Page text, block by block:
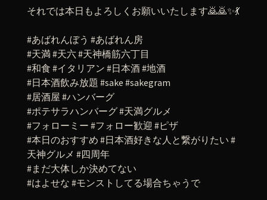
それでは本日もよろしくお願いいたします🙇🙇✨💃
#あばれんぼう #あばれん房
#天満 #天六 #天神橋筋六丁目
#和食 #イタリアン #日本酒 #地酒
#日本酒飲み放題 #sake #sakegram
#居酒屋 #ハンバーグ
#ポテサラハンバーグ #天満グルメ
#フォローミー #フォロー歓迎 #ピザ
#本日のおすすめ #日本酒好きな人と繋がりたい #
天神グルメ #四周年
#まだ大体しか決めてない
#はよせな #モンストしてる場合ちゃうで